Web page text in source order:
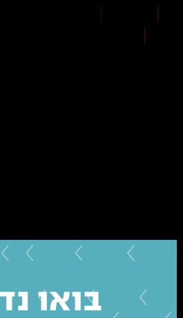
בואו